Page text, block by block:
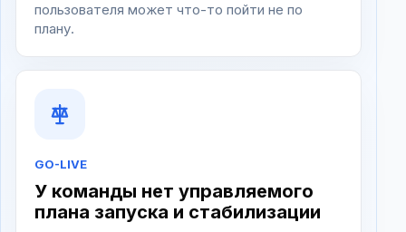
пользователя может что-то пойти не по
плану.
GO-LIVE
У команды нет управляемого
плана запуска и стабилизации